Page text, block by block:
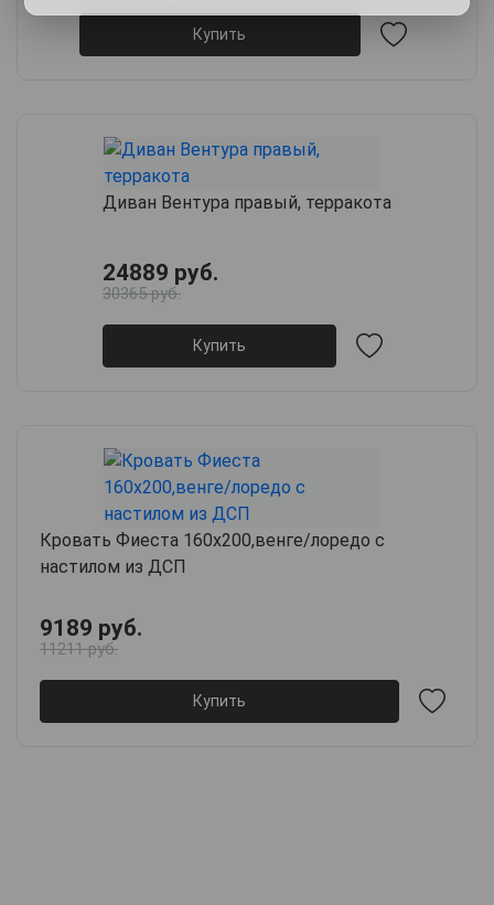
Купить
Диван Вентура правый, терракота
24889 руб.
30365 руб.
Купить
Кровать Фиеста 160х200,венге/лоредо с
настилом из ДСП
9189 руб.
11211 руб.
Купить